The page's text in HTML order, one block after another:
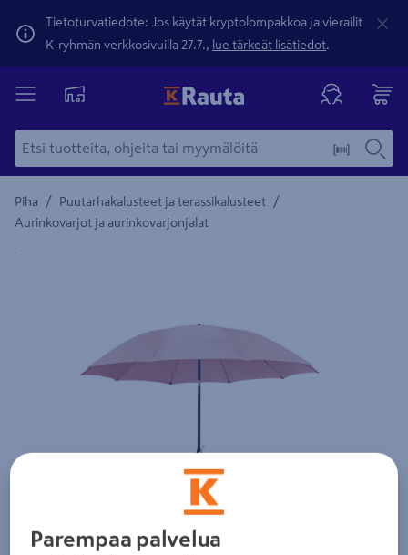
Tietoturvatiedote: Jos käytät kryptolompakkoa ja vierailit
K-ryhmän verkkosivuilla 27.7., lue tärkeät lisätiedot.
Piha / Puutarhakalusteet ja terassikalusteet /
Aurinkovarjot ja aurinkovarjonjalat
Yksityiskohtainen kuvaus löytyy Tuotteen kuvaus -
Parempaa palvelua